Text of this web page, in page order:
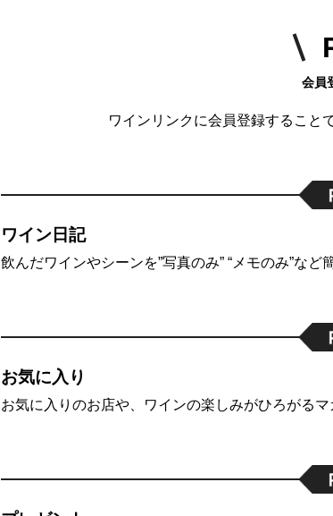
会員
ワインリンクに会員登録すること
ワイン日記
飲んだワインやシーンを”写真のみ” “メモのみ”など
お気に入り
お気に入りのお店や、ワインの楽しみがひろがる